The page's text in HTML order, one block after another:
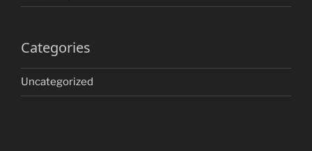
Categories
Uncategorized